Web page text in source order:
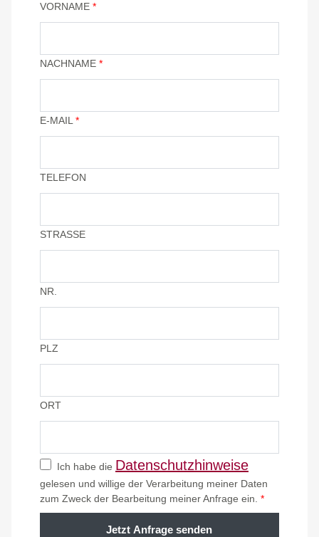
VORNAME *
NACHNAME *
E-MAIL*
TELEFON
STRASSE
NR.
PLZ
ORT
Ich habe die Datenschutzhinweise
gelesen und willige der Verarbeitung meiner Daten
zum Zweck der Bearbeitung meiner Anfrage ein. *
Jetzt Anfrage senden